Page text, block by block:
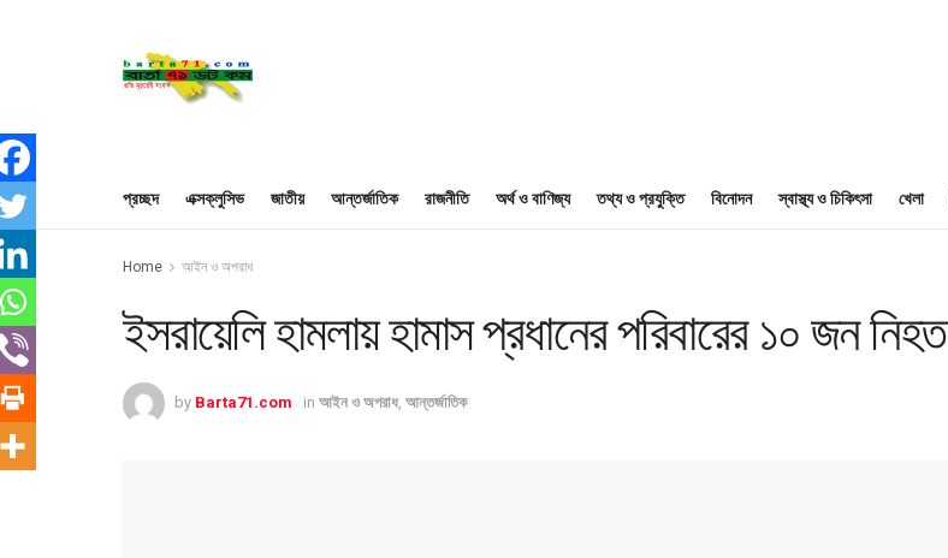
প্রচ্ছদ এক্সক্লুসিভ জাতীয় আন্তর্জাতিক রাজনীতি অর্থ ও বাণিজ্য তথ্য ও প্রযুক্তি বিনোদন স্বাস্থ্য ও চিকিৎসা খেলা
Home আইন ও অপরাধ
ইসরায়েলি হামলায় হামাস প্রধানের পরিবারের ১০ জন নিহত
by Barta71.com in আইন ও অপরাধ, আন্তর্জাতিক